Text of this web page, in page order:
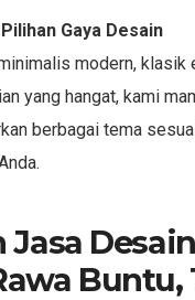
Gaya Desain
modern, klasik
yang hangat, kami
berbagai tema
Jasa
Buntu,